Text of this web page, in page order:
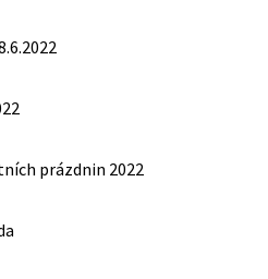
prázdnin 2022